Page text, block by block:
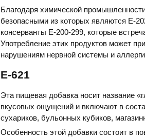
Благодаря химической
безопасными из которых являются Е-
консерванты Е-200-299, которые
Употребление этих продуктов может
нарушениям нервной системы и
Е-621
Эта пищевая добавка носит название
вкусовых ощущений и включают в
сухариков, бульонных кубиков,
Особенность этой добавки состоит в